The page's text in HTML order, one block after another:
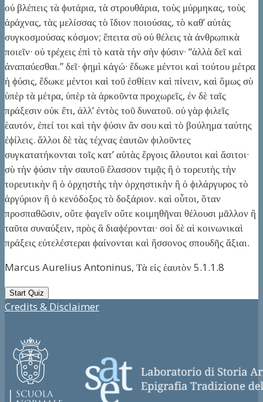
οὐ βλέπεις τὰ ϕυτάρια, τὰ στρουθάρια, τοὺς μύρμηκας, τοὺς
ἀράχνας, τὰς μελίσσας τὸ ἴδιον ποιούσας, τὸ καθ’ αὑτὰς
συγκοσμούσας κόσμον; ἔπειτα σὺ οὐ θέλεις τὰ ἀνθρωπικὰ
ποιεῖν· οὐ τρέχεις ἐπὶ τὸ κατὰ τὴν σὴν ϕύσιν· “ἀλλὰ δεῖ καὶ
ἀναπαύεσθαι.” δεῖ· ϕημὶ κἀγώ· ἔδωκε μέντοι καὶ τούτου μέτρα
ἡ ϕύσις, ἔδωκε μέντοι καὶ τοῦ ἐσθίειν καὶ πίνειν, καὶ ὅμως σὺ
ὑπὲρ τὰ μέτρα, ὑπὲρ τὰ ἀρκοῦντα προχωρεῖς, ἐν δὲ ταῖς
πράξεσιν οὐκ ἔτι, ἀλλ’ ἐντὸς τοῦ δυνατοῦ. οὐ γὰρ ϕιλεῖς
ἑαυτόν, ἐπεί τοι καὶ τὴν ϕύσιν ἄν σου καὶ τὸ βούλημα ταύτης
ἐϕίλεις. ἄλλοι δὲ τὰς τέχνας ἑαυτῶν ϕιλοῦντες
συγκατατήκονται τοῖς κατ’ αὐτὰς ἔργοις ἄλουτοι καὶ ἄσιτοι·
σὺ τὴν ϕύσιν τὴν σαυτοῦ ἔλασσον τιμᾷς ἢ ὁ τορευτὴς τὴν
τορευτικὴν ἢ ὁ ὀρχηστὴς τὴν ὀρχηστικὴν ἢ ὁ ϕιλάργυρος τὸ
ἀργύριον ἢ ὁ κενόδοξος τὸ δοξάριον. καὶ οὗτοι, ὅταν
προσπαθῶσιν, οὔτε ϕαγεῖν οὔτε κοιμηθῆναι θέλουσι μᾶλλον ἢ
ταῦτα συναύξειν, πρὸς ἃ διαϕέρονται· σοὶ δὲ αἱ κοινωνικαὶ
πράξεις εὐτελέστεραι ϕαίνονται καὶ ἥσσονος σπουδῆς ἄξιαι.
Marcus Aurelius Antoninus, Τὰ εἰς ἑαυτὸν 5.1.1.8
Credits & Disclaimer